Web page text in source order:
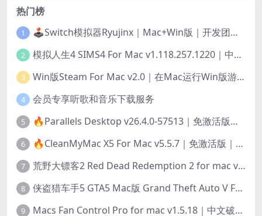
热门榜
1 🕹️Switch模拟器Ryujinx｜Mac+Win版｜开发团队已解散此乃最后的绝唱版本
2 模拟人生4 SIMS4 For Mac v1.118.257.1220｜中文原生版｜无限金币｜全100DLC
3 Win版Steam For Mac v2.0｜在Mac运行Win版游戏！｜升级GPTK4.0支持！
4 会员专享听歌和音乐下载服务
5 🔥Parallels Desktop v26.4.0-57513｜免激活版｜在Mac上安装Windows/Linux等系统[赠Windows激活]
6 🔥CleanMyMac X5 For Mac v5.5.7｜免激活版｜macOS系统优化/清理神器
7 荒野大镖客2 Red Dead Redemption 2 for mac v1436.28｜中文移植版｜最好玩的开放世界游戏
8 侠盗猎车手5 GTA5 Mac版 Grand Theft Auto V For Mac｜中文破解版
9 Macs Fan Control Pro for mac v1.5.18｜中文破解版｜风扇监控与控制工具